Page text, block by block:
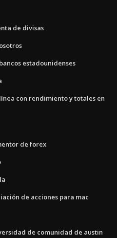
de divisas
estadounidenses
con rendimiento y totales en
de forex
de acciones para mac
de comunidad de austin